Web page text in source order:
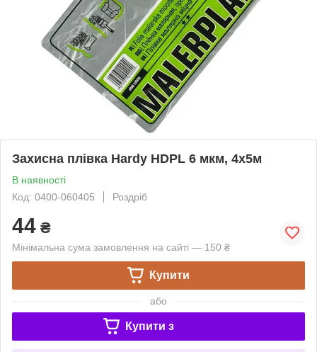
Захисна плівка Hardy HDPL 6 мкм, 4х5м
В наявності
Код: 0400-060405
Роздріб
44 ₴
Мінімальна сума замовлення на сайті — 150 ₴
Купити
або
Купити з